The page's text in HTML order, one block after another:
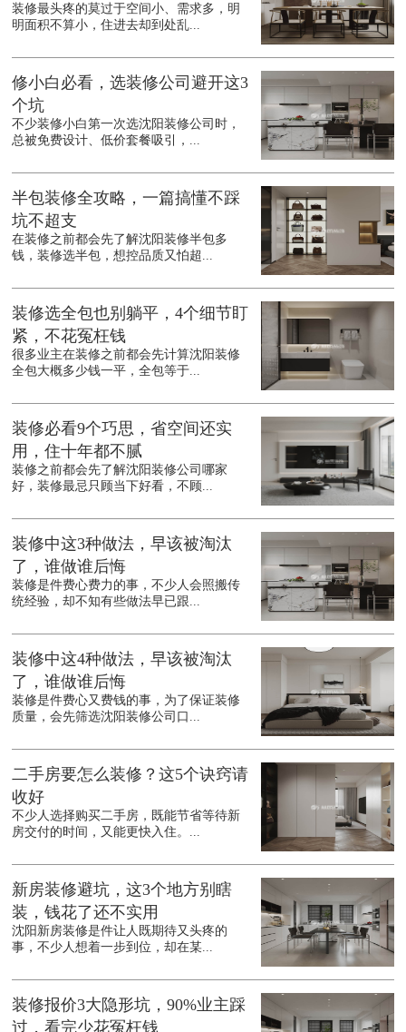
装修最头疼的莫过于空间小、需求多，明
明面积不算小，住进去却到处乱...
修小白必看，选装修公司避开这3
个坑
不少装修小白第一次选沈阳装修公司时，
总被免费设计、低价套餐吸引，...
半包装修全攻略，一篇搞懂不踩
坑不超支
在装修之前都会先了解沈阳装修半包多
钱，装修选半包，想控品质又怕超...
装修选全包也别躺平，4个细节盯
紧，不花冤枉钱
很多业主在装修之前都会先计算沈阳装修
全包大概多少钱一平，全包等于...
装修必看9个巧思，省空间还实
用，住十年都不腻
装修之前都会先了解沈阳装修公司哪家
好，装修最忌只顾当下好看，不顾...
装修中这3种做法，早该被淘汰
了，谁做谁后悔
装修是件费心费力的事，不少人会照搬传
统经验，却不知有些做法早已跟...
装修中这4种做法，早该被淘汰
了，谁做谁后悔
装修是件费心又费钱的事，为了保证装修
质量，会先筛选沈阳装修公司口...
二手房要怎么装修？这5个诀窍请
收好
不少人选择购买二手房，既能节省等待新
房交付的时间，又能更快入住。...
新房装修避坑，这3个地方别瞎
装，钱花了还不实用
沈阳新房装修是件让人既期待又头疼的
事，不少人想着一步到位，却在某...
装修报价3大隐形坑，90%业主踩
过，看完少花冤枉钱